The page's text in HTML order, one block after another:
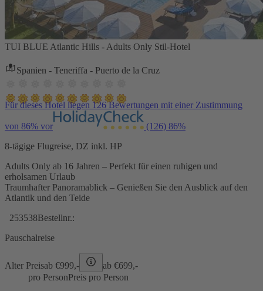
TUI BLUE Atlantic Hills - Adults Only Stil-Hotel
Spanien - Teneriffa - Puerto de la Cruz
Für dieses Hotel liegen 126 Bewertungen mit einer Zustimmung
von 86% vor (126) 86%
8-tägige Flugreise, DZ inkl. HP
Adults Only ab 16 Jahren – Perfekt für einen ruhigen und
erholsamen Urlaub
Traumhafter Panoramablick – Genießen Sie den Ausblick auf den
Atlantik und den Teide
253538Bestellnr.:
Pauschalreise
Alter Preisab €999,- ab €699,-
pro PersonPreis pro Person